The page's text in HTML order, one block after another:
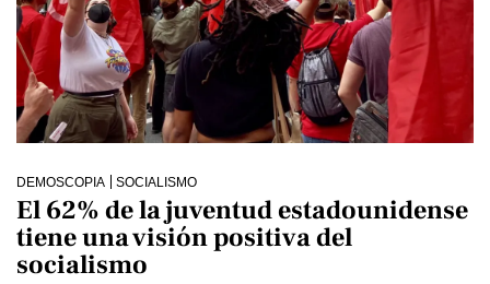
DEMOSCOPIA SOCIALISMO
El 62% de la juventud estadounidense
tiene una visión positiva del
socialismo